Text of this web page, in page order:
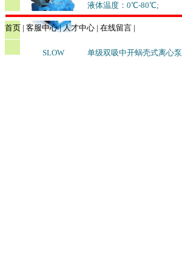
液体温度：0℃-80℃;
工作压力：最大25bar.
SLOW 单级双吸中开蜗壳式离心泵
首页 | 客服中心|人才中心 | 在线留言 |